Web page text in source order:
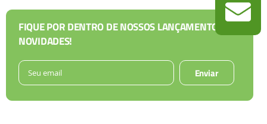
FIQUE POR DENTRO DE NOSSOS LANÇAMENTOS E
NOVIDADES!
Enviar